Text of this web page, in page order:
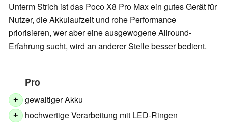
Unterm Strich ist das Poco X8 Pro Max ein gutes Gerät für
Nutzer, die Akkulaufzeit und rohe Performance
priorisieren, wer aber eine ausgewogene Allround-
Erfahrung sucht, wird an anderer Stelle besser bedient.
Pro
+ gewaltiger Akku
+ hochwertige Verarbeitung mit LED-Ringen